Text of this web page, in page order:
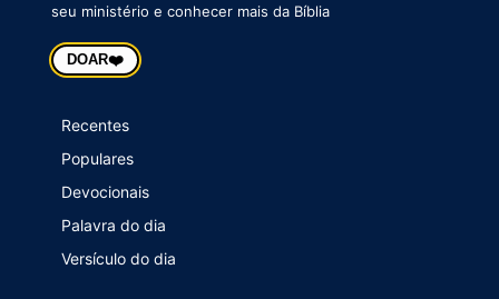
seu ministério e conhecer mais da Bíblia
DOAR❤️
Recentes
Populares
Devocionais
Palavra do dia
Versículo do dia